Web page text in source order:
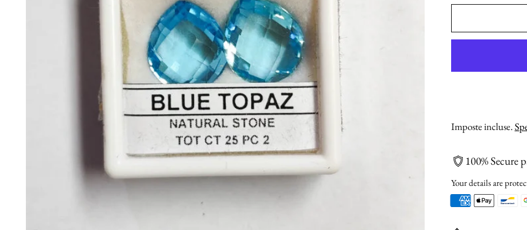
Imposte incluse.
100% Secure
Your details are